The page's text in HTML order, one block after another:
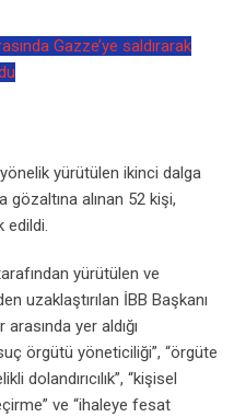
Gazze’ye saldırarak
yürütülen ikinci dalga
alınan 52 kişi,
edildi.
yürütülen ve
uzaklaştırılan İBB Başkanı
yer aldığı
örgütü yöneticiliği”, “örgüte
dolandırıcılık”, “kişisel
ve “ihaleye fesat